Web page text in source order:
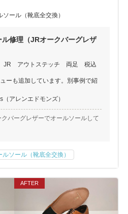
ール（靴底全交換）
修理（JRオークバーグレザ
JR アウトステッチ 両足 税込
ーも追加しています。別事例で紹
アレンエドモンズ）
バーグレザーでオールソールして
ルソール（靴底全交換）